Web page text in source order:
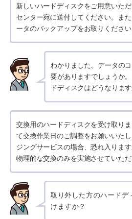
新しいハードディスクをご用意いた
センター宛に送付してください。ま
ータのバックアップをお取りください
わかりました。データの
要がありますでしょうか
ドディスクはどうなりま
交換用のハードディスクを受け取り
て交換作業日のご調整をお願いいた
ジングサービスの場合、恐れ入りま
物理的な交換のみを実施させていただ
取り外した方のハードデ
けますか？